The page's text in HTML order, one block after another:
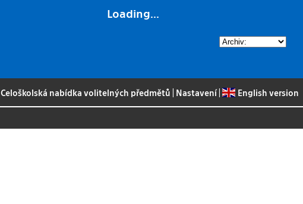
Loading...
|Celoškolská nabídka volitelných předmětů Nastavení| English version